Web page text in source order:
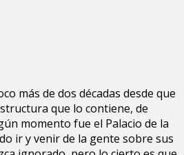
más de dos décadas desde que
que lo contiene, de
momento fue el Palacio de la
ir y venir de la gente sobre sus